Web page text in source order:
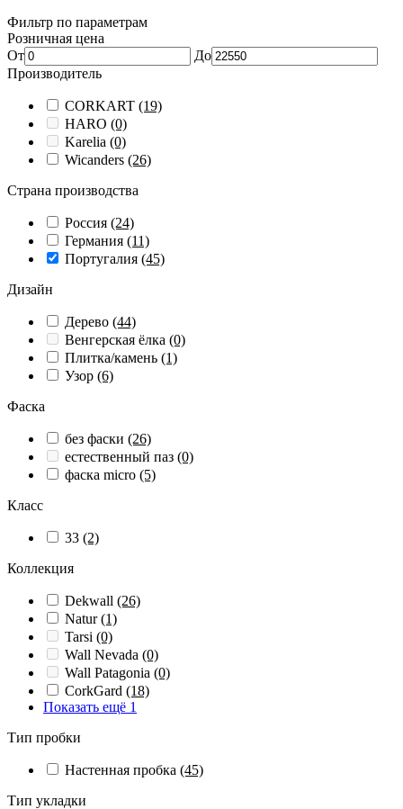
Фильтр по параметрам
Розничная цена
От
До
Производитель
CORKART (19)
HARO (0)
Karelia (0)
Wicanders (26)
Страна производства
Россия (24)
Германия (11)
Португалия (45)
Дизайн
Дерево (44)
Венгерская ёлка (0)
Плитка/камень (1)
Узор (6)
Фаска
без фаски (26)
естественный паз (0)
фаска micro (5)
Класс
33 (2)
Коллекция
Dekwall (26)
Natur(1)
Tarsi (0)
Wall Nevada (0)
Wall Patagonia (0)
СorkGard (18)
Показать ещё 1
Тип пробки
Настенная пробка (45)
Тип укладки